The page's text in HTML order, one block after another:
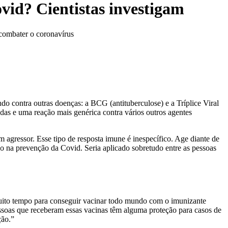
Cientistas investigam
o coronavírus
contra outras doenças: a BCG (antituberculose) e a Tríplice Viral
e uma reação mais genérica contra vários outros agentes
Esse tipo de resposta imune é inespecífico. Age diante de
prevenção da Covid. Seria aplicado sobretudo entre as pessoas
tempo para conseguir vacinar todo mundo com o imunizante
que receberam essas vacinas têm alguma proteção para casos de